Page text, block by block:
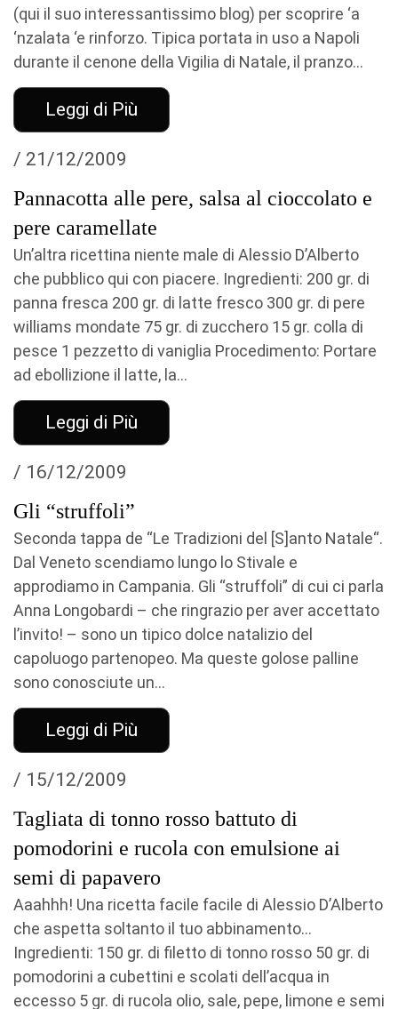
(qui il suo interessantissimo blog) per scoprire ‘a
‘nzalata ‘e rinforzo. Tipica portata in uso a Napoli
durante il cenone della Vigilia di Natale, il pranzo...
Leggi di Più
/ 21/12/2009
Pannacotta alle pere, salsa al cioccolato e
pere caramellate
Un’altra ricettina niente male di Alessio D’Alberto
che pubblico qui con piacere. Ingredienti: 200 gr. di
panna fresca 200 gr. di latte fresco 300 gr. di pere
williams mondate 75 gr. di zucchero 15 gr. colla di
pesce 1 pezzetto di vaniglia Procedimento: Portare
ad ebollizione il latte, la...
Leggi di Più
/ 16/12/2009
Gli “struffoli”
Seconda tappa de “Le Tradizioni del [S]anto Natale“.
Dal Veneto scendiamo lungo lo Stivale e
approdiamo in Campania. Gli “struffoli” di cui ci parla
Anna Longobardi – che ringrazio per aver accettato
l’invito! – sono un tipico dolce natalizio del
capoluogo partenopeo. Ma queste golose palline
sono conosciute un...
Leggi di Più
/ 15/12/2009
Tagliata di tonno rosso battuto di
pomodorini e rucola con emulsione ai
semi di papavero
Aaahhh! Una ricetta facile facile di Alessio D’Alberto
che aspetta soltanto il tuo abbinamento…
Ingredienti: 150 gr. di filetto di tonno rosso 50 gr. di
pomodorini a cubettini e scolati dell’acqua in
eccesso 5 gr. di rucola olio, sale, pepe, limone e semi